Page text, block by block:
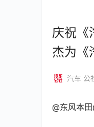
庆祝《
杰为《
汽车 公
@东风本